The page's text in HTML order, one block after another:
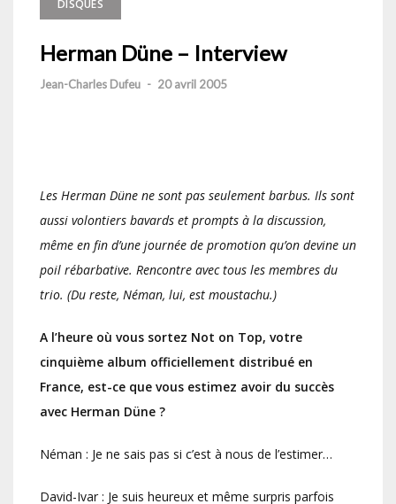
DISQUES
Herman Düne – Interview
Jean-Charles Dufeu - 20 avril 2005
Les Herman Düne ne sont pas seulement barbus. Ils sont
aussi volontiers bavards et prompts à la discussion,
même en fin d’une journée de promotion qu’on devine un
poil rébarbative. Rencontre avec tous les membres du
trio. (Du reste, Néman, lui, est moustachu.)
A l’heure où vous sortez Not on Top, votre
cinquième album officiellement distribué en
France, est-ce que vous estimez avoir du succès
avec Herman Düne ?
Néman : Je ne sais pas si c’est à nous de l’estimer…
David-Ivar : Je suis heureux et même surpris parfois